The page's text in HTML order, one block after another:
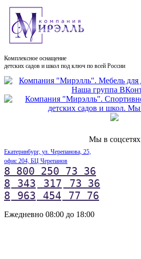
Комплексное оснащение
детских садов и школ под ключ по всей России
Мы в соцсетях
Екатеринбург, ул. Черепанова, 25,
офис 204, БЦ Черепанов
8 800 250 73 36
8
343 317
73 36
8
963 454 77 76
Ежедневно 08:00 до 18:00